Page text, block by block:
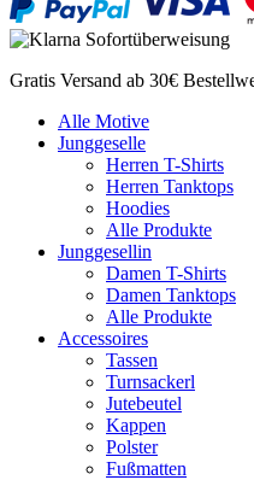
Gratis Versand ab 30€
Alle Motive
Junggeselle
Herren T-Shirts
Herren Tanktops
Hoodies
Alle Produkte
Junggesellin
Damen T-Shirts
Damen Tanktops
Alle Produkte
Accessoires
Tassen
Turnsackerl
Jutebeutel
Kappen
Polster
Fußmatten